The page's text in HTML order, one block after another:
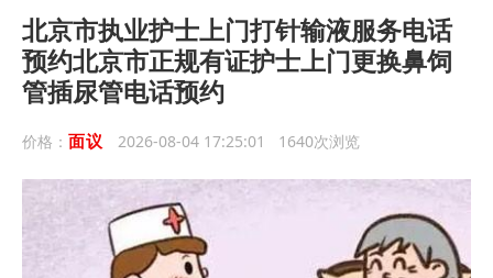
北京市执业护士上门打针输液服务电话
预约北京市正规有证护士上门更换鼻饲
管插尿管电话预约
价格： 面议 2026-08-04 17:25:01 1640次浏览